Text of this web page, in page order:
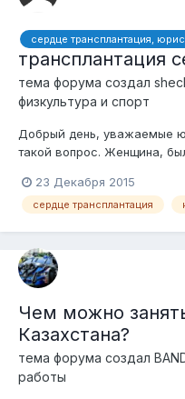
сердце трансплантация,
трансплантация
тема форума создал
физкультура и спорт
Добрый день, уважаемые
такой вопрос. Женщина,
смерть мозга.
нашли. Возможна ли
23 Декабря 2015
сердце трансплантация
Чем можно
Казахстана?
тема форума создал
работы